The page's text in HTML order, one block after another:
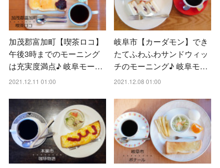
加茂郡富加町【喫茶ロコ】
午後3時までのモーニング
は充実度満点♪ 岐阜モー…
2021.12.11 01:00
岐阜市【カーダモン】でき
たてふわふわサンドウィッ
チのモーニング♪ 岐阜モ…
2021.12.08 01:00